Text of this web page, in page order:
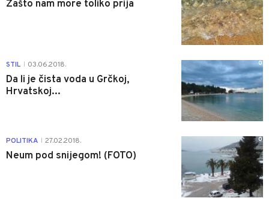
Zašto nam more toliko prija
STIL 03.06.2018.
Da li je čista voda u Grčkoj,
Hrvatskoj...
0
POLITIKA 27.02.2018.
Neum pod snijegom! (FOTO)
0